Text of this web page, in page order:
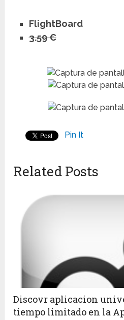
FlightBoard
3.59 €
Pin It
Related Posts
Discovr aplicacion
tiempo limitado en la